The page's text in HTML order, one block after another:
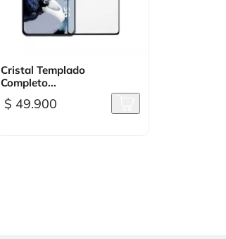
Vista rápida
Cristal Templado
Completo...
$ 49.900